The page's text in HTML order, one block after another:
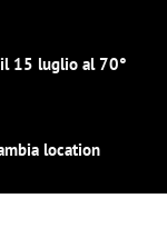
15 luglio al 70°
location